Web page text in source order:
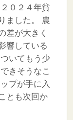
０２４年貧
ました。
農
差が大きく
響している
いてもう少
きそうなこ
プが手に入
とも次回か